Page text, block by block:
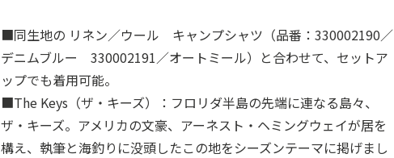
■同生地の リネン／ウール キャンプシャツ（品番：330002190／
デニムブルー 330002191／オートミール）と合わせて、セットア
ップでも着用可能。
■The Keys（ザ・キーズ）：フロリダ半島の先端に連なる島々、
ザ・キーズ。アメリカの文豪、アーネスト・ヘミングウェイが居を
構え、執筆と海釣りに没頭したこの地をシーズンテーマに掲げまし